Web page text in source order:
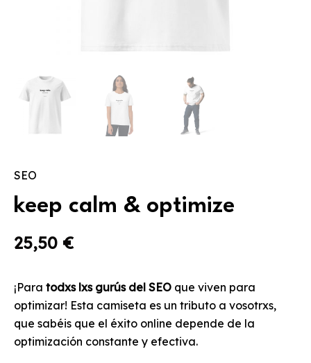
SEO
keep calm & optimize
25,50 €
¡Para todxs lxs gurús del SEO que viven para
optimizar! Esta camiseta es un tributo a vosotrxs,
que sabéis que el éxito online depende de la
optimización constante y efectiva.